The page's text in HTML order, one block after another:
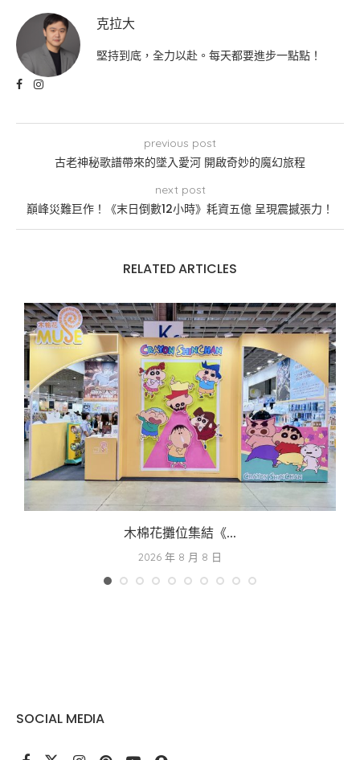
克拉大
堅持到底，全力以赴。每天都要進步一點點！
previous post
古老神秘歌譜帶來的墜入愛河 開啟奇妙的魔幻旅程
next post
巔峰災難巨作！《末日倒數12小時》耗資五億 呈現震撼張力！
RELATED ARTICLES
木棉花攤位集結《...
2026 年 8 月 8 日
SOCIAL MEDIA